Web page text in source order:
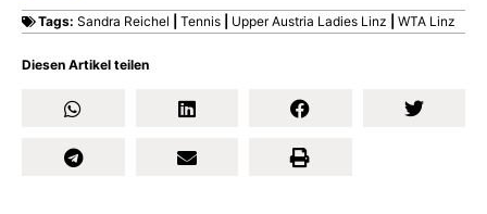
Diesen Artikel teilen
Tags: Sandra Reichel Tennis Upper Austria Ladies Linz WTA Linz